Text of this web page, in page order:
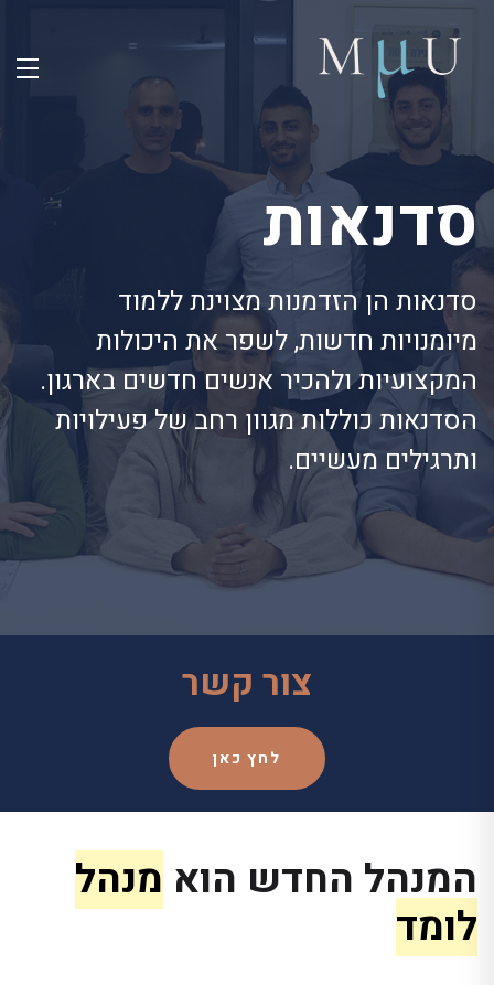
סדנאות
סדנאות הן הזדמנות מצוינת ללמוד
מיומנויות חדשות, לשפר את היכולות
המקצועיות ולהכיר אנשים חדשים בארגון.
הסדנאות כוללות מגוון רחב של פעילויות
ותרגילים מעשיים.
צור קשר
לחץ כאן
המנהל החדש הוא מנהל
לומד